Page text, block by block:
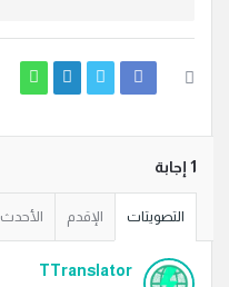
‫1 إجابة
التصويتات الإقدم الأحدث
TTranslator